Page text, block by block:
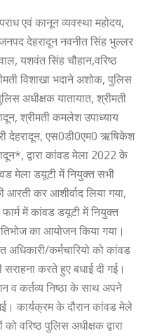
एवं कानून व्यवस्था महोदय,
देहरादून नवनीत सिंह भुल्लर
यशवंत सिंह चौहान,वरिष्ठ
विशाखा भदाने अशोक, पुलिस
अधीक्षक यातायात, श्रीमती
श्रीमती कमलेश उपाध्याय
देहरादून, एस0डी0एम0 ऋषिकेश
द्वारा कांवड मेला 2022 के
मेला डयूटी में नियुक्त सभी
आरती कर आशीर्वाद लिया गया,
में कांवड डयूटी में नियुक्त
का आयोजन किया गया।
अधिकारी/कर्मचारियो को कांवड
करते हुए बधाई दी गई।
व कर्तव्य निष्ठा के साथ अपने
कार्यक्रम के दौरान कांवड मेले
वरिष्ठ पुलिस अधीक्षक द्वारा